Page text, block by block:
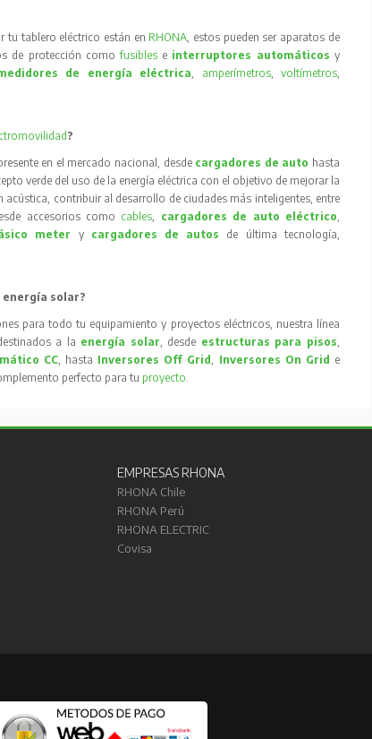
tu tablero eléctrico están en RHONA, estos pueden ser aparatos de
de protección comofusibles e interruptores automáticos y
de energía eléctrica, amperímetros, voltímetros,
?
en el mercado nacional, desde cargadores de auto hasta
verde del uso de la energía eléctrica con el objetivo de mejorar la
contribuir al desarrollo de ciudades más inteligentes, entre
accesorios como cables, cargadores de auto eléctrico,
meter y cargadores de autos
de última tecnología,
solar?
para todo tu equipamiento y proyectos eléctricos, nuestra línea
a la energía solar, desde estructuras para pisos,
CC, hasta Inversores Off Grid, Inversores On Grid e
perfecto para tu proyecto.
EMPRESAS RHONA
RHONA Chile
RHONA Perú
RHONA ELECTRIC
Covisa